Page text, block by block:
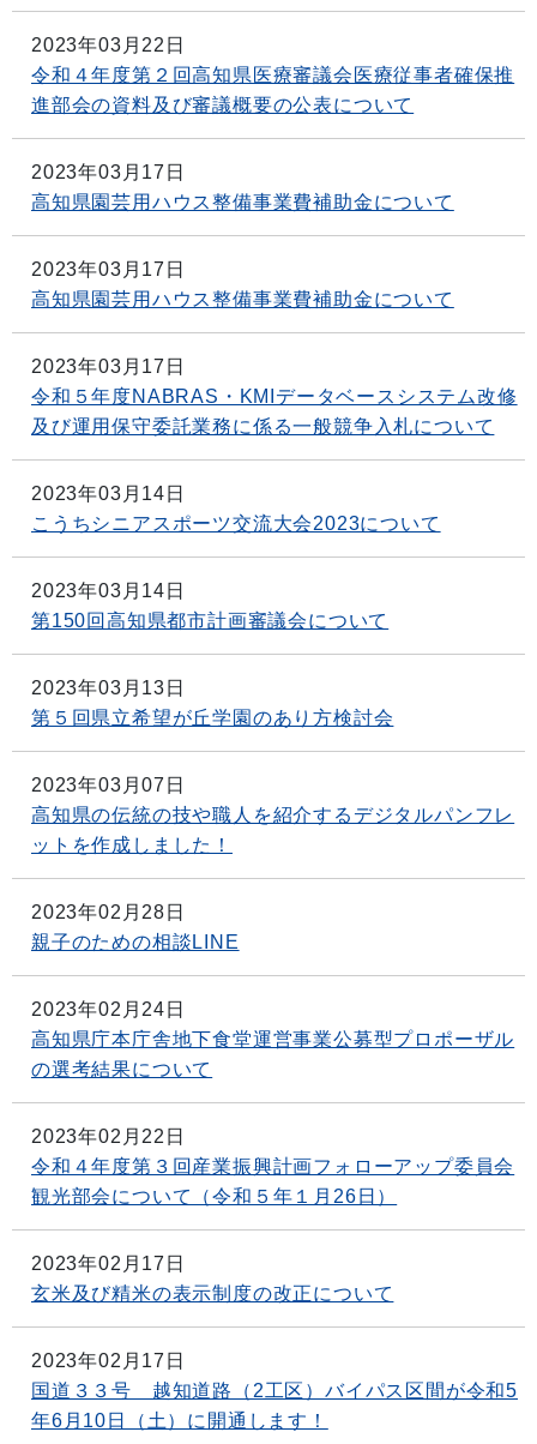
2023年03月22日
令和４年度第２回高知県医療審議会医療従事者確保推
進部会の資料及び審議概要の公表について
2023年03月17日
高知県園芸用ハウス整備事業費補助金について
2023年03月17日
高知県園芸用ハウス整備事業費補助金について
2023年03月17日
令和５年度NABRAS・KMIデータベースシステム改修
及び運用保守委託業務に係る一般競争入札について
2023年03月14日
こうちシニアスポーツ交流大会2023について
2023年03月14日
第150回高知県都市計画審議会について
2023年03月13日
第５回県立希望が丘学園のあり方検討会
2023年03月07日
高知県の伝統の技や職人を紹介するデジタルパンフレ
ットを作成しました！
2023年02月28日
親子のための相談LINE
2023年02月24日
高知県庁本庁舎地下食堂運営事業公募型プロポーザル
の選考結果について
2023年02月22日
令和４年度第３回産業振興計画フォローアップ委員会
観光部会について（令和５年１月26日）
2023年02月17日
玄米及び精米の表示制度の改正について
2023年02月17日
国道３３号 越知道路（2工区）バイパス区間が令和5
年6月10日（土）に開通します！